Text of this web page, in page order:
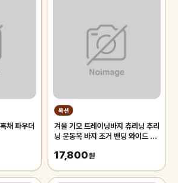
채 파우더
옥션
겨울 기모 트레이닝바지 츄리닝 추리
닝 운동복 바지 조거 밴딩 와이드 팬
17,800원